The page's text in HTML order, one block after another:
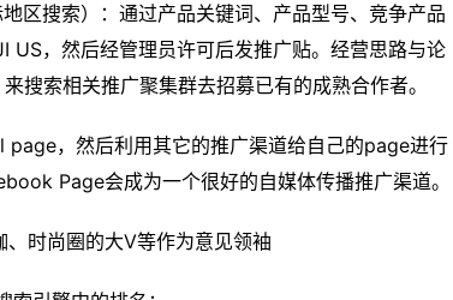
区搜索）：通过产品关键词、产品型号、竞争产品
，然后经管理员许可后发推广贴。经营思路与论
索相关推广聚集群去招募已有的成熟合作者。
，然后利用其它的推广渠道给自己的page进行
Page会成为一个很好的自媒体传播推广渠道。
时尚圈的大V等作为意见领袖